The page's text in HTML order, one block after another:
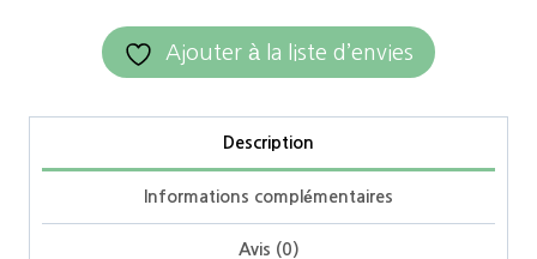
Ajouter à la liste d’envies
Description
Informations complémentaires
Avis (0)